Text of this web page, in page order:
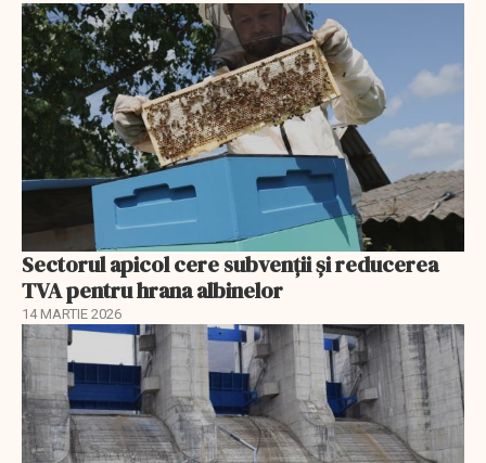
Sectorul apicol cere subvenții și reducerea
TVA pentru hrana albinelor
14 MARTIE 2026
EXCLUSIV